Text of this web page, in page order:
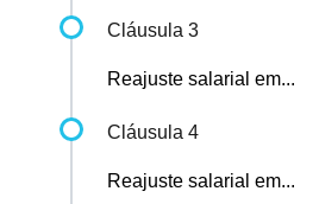
Cláusula 3
Reajuste salarial em...
Cláusula 4
Reajuste salarial em...